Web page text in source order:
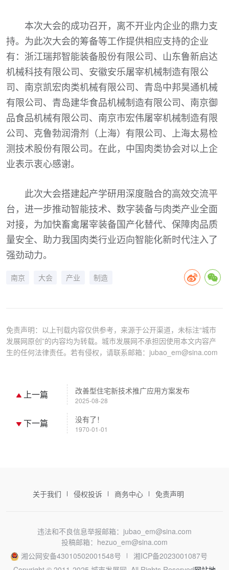
本次大会的成功召开，离不开业内企业的鼎力支
持。为此次大会的筹备等工作提供相应支持的企业
有：浙江瑞邦智能装备股份有限公司、山东鲁新启达
机械科技有限公司、安徽安乐屠宰机械制造有限公
司、南京凯宏肉类机械有限公司、青岛中邦昊通机械
有限公司、青岛建华食品机械制造有限公司、南京御
品食品机械有限公司、南京市宏伟屠宰机械制造有限
公司、克鲁勃润滑剂（上海）有限公司、上海太易检
测技术股份有限公司。在此，中国肉类协会对以上企
业表示衷心感谢。
此次大会搭建起产学研用深度融合的高效交流平
台，进一步推动智能技术、数字装备与肉类产业全面
对接，为加快畜禽屠宰装备国产化替代、保障肉品质
量安全、助力我国肉类行业迈向智能化新时代注入了
强劲动力。
南京 大会 产业 制造
免责声明：以上刊载内容仅供参考，来源于公开渠道，未标注“城市
发展网原创”的内容均为转载。城市发展网不承担因使用本文内容产
生的任何法律责任。若有侵权，请联系邮箱：jubao_em@sina.com
上一篇 改善型住宅新技术推广应用方案发布
2025-08-28
下一篇 没有了！
1970-01-01
关于我们 侵权投诉 商务中心 免责声明
违法和不良信息举报邮箱：jubao_em@sina.com
投稿邮箱：hezuo_em@sina.com
湘公网安备43010502001548号
湘ICP备2023001087号